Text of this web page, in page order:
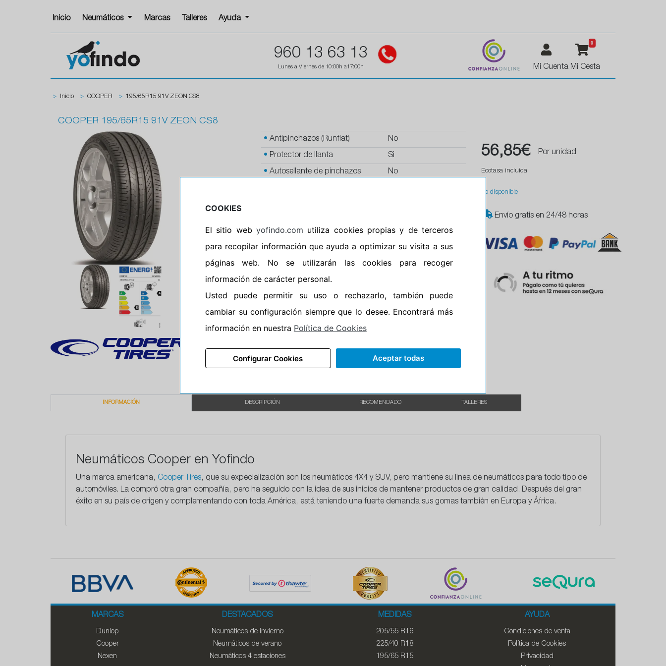
Inicio Neumáticos Marcas Talleres Ayuda
960 13 63 13
Lunes a Viernes de 10:00h a17:00h Mi Cuenta
0
Mi Cesta
> Inicio > COOPER > 195/65R15 91V ZEON CS8
COOPER 195/65R15 91V ZEON CS8
• Antipinchazos (Runflat) No
• Protector de llanta Si
• Autosellante de pinchazos No
QUALITY
•
Etiqueta energética
56,85€ Por unidad
Ecotasa incluida.
No disponible
Envío gratis en 24/48 horas
INFORMACIÓN DESCRIPCIÓN RECOMENDADO TALLERES
Neumáticos Cooper en Yofindo
Una marca americana, Cooper Tires, que su expecialización son los neumáticos 4X4 y SUV, pero mantiene su línea de neumáticos para todo tipo de
automóviles. La compró otra gran compañía, pero ha seguido con la idea de sus inicios de mantener productos de gran calidad. Después del gran
éxito en su país de origen y complementando con toda América, está teniendo una fuerte demanda sus gomas también en Europa y África.
MARCAS
Dunlop
Cooper
Nexen
DESTACADOS
Neumáticos de invierno
Neumáticos de verano
Neumáticos 4 estaciones
MEDIDAS
205/55 R16
225/40 R18
195/65 R15
AYUDA
Condiciones de venta
Política de Cookies
Privacidad
COOKIES
El sitio web yofindo.com utiliza cookies propias y de terceros
para recopilar información que ayuda a optimizar su visita a sus
páginas web. No se utilizarán las cookies para recoger
información de carácter personal.
Usted puede permitir su uso o rechazarlo, también puede
cambiar su configuración siempre que lo desee. Encontrará más
información en nuestra Política de Cookies
Configurar Cookies Aceptar todas